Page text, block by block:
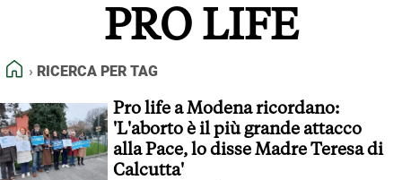
NORMATIVE DEONTOLOGICHE
TERMINI e CONDIZIONI
PRO LIFE
HOME
RICERCA PER TAG
Pro life a Modena ricordano:
'L'aborto è il più grande attacco
alla Pace, lo disse Madre Teresa di
Calcutta'